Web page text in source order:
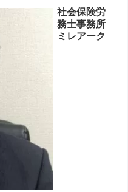
社会保険労
務士事務所
ミレアーク